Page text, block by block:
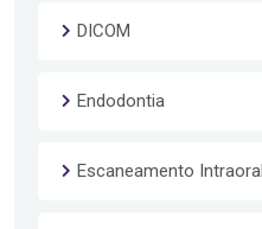
DICOM
Endodontia
Escaneamento Intraoral